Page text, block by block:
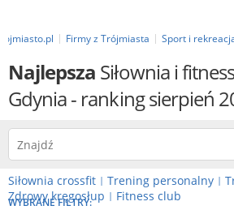
Firmy z Trójmiasta Sport i
Najlepsza Siłownia i
Gdynia - ranking sierpień
Siłownia crossfit | Trening personalny |
Zdrowy kręgosłup | Fitness club
WYBRANE FILTRY: